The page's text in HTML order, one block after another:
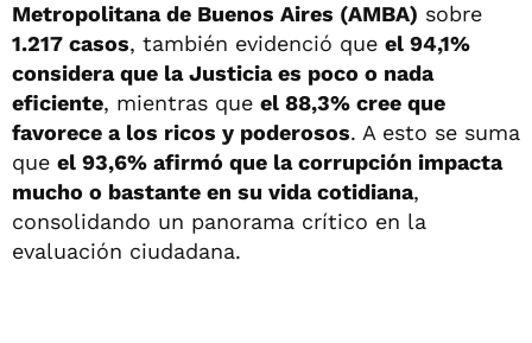
Metropolitana de Buenos Aires (AMBA) sobre
1.217 casos, también evidenció que el 94,1%
considera que la Justicia es poco o nada
eficiente, mientras que el 88,3% cree que
favorece a los ricos y poderosos. A esto se suma
que el 93,6% afirmó que la corrupción impacta
mucho o bastante en su vida cotidiana,
consolidando un panorama crítico en la
evaluación ciudadana.